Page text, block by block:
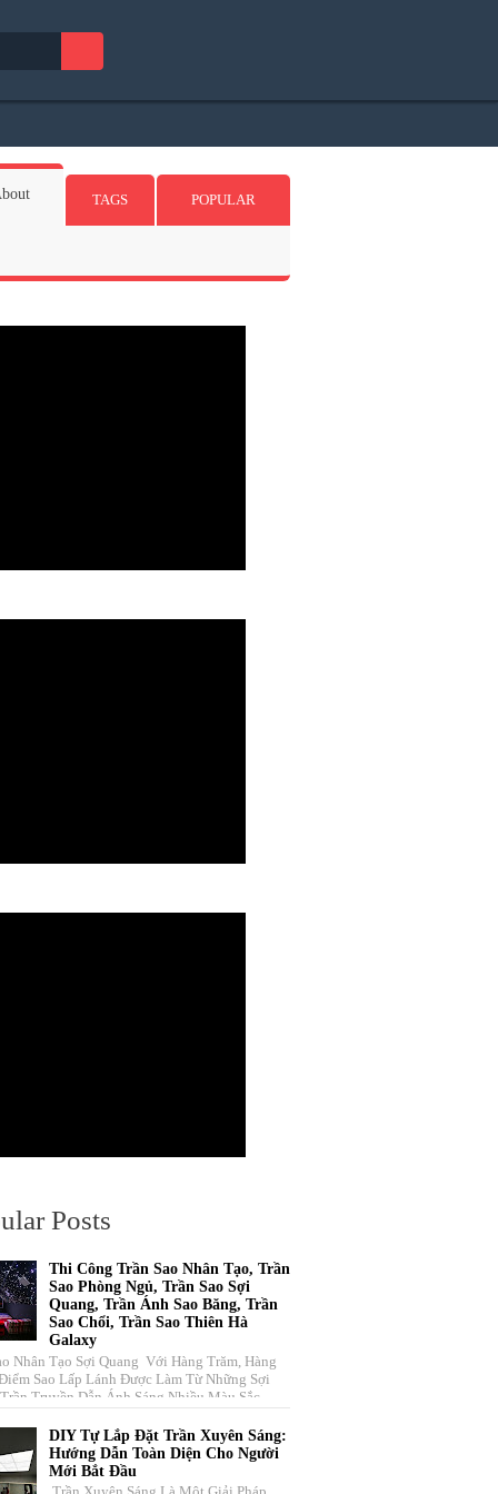
TAGS POPULAR
Posts
Thi Công Trần Sao Nhân Tạo, Trần
Sao Phòng Ngủ, Trần Sao Sợi
Quang, Trần Ánh Sao Băng, Trần
Sao Chổi, Trần Sao Thiên Hà
Galaxy
Nhân Tạo Sợi Quang Với Hàng Trăm, Hàng
Sao Lấp Lánh Được Làm Từ Những Sợi
Truyền Dẫn Ánh Sáng Nhiều Màu Sắc ...
DIY Tự Lắp Đặt Trần Xuyên Sáng:
Hướng Dẫn Toàn Diện Cho Người
Mới Bắt Đầu